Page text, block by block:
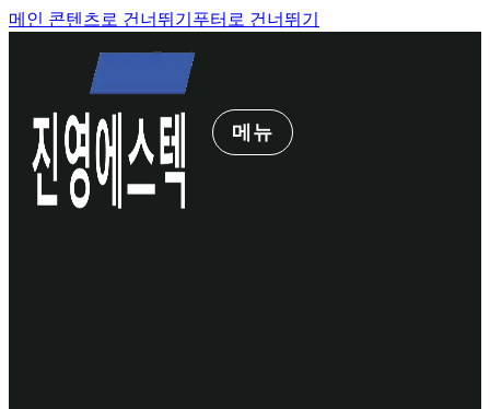
메인 콘텐츠로 건너뛰기 푸터로 건너뛰기
메뉴